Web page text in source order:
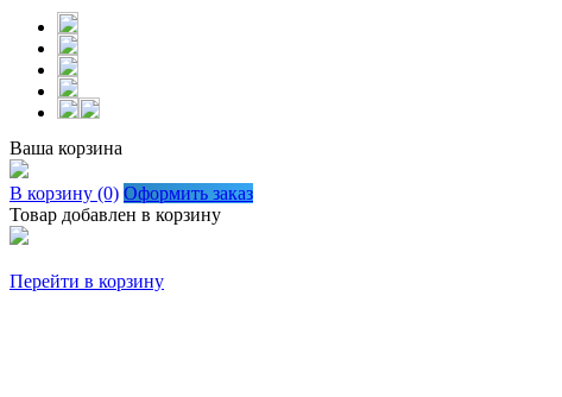
Ваша корзина
В корзину (0) Оформить заказ
Товар добавлен в корзину
Перейти в корзину